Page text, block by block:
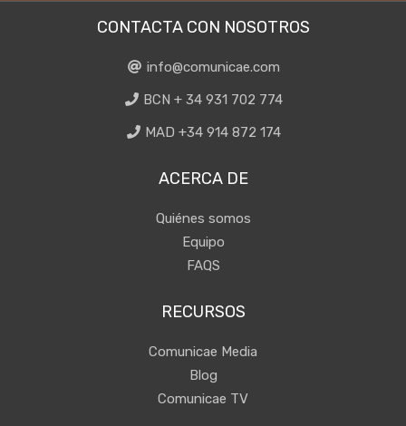
CONTACTA CON NOSOTROS
info@comunicae.com
BCN + 34 931 702 774
MAD +34 914 872 174
ACERCA DE
Quiénes somos
Equipo
FAQS
RECURSOS
Comunicae Media
Blog
Comunicae TV